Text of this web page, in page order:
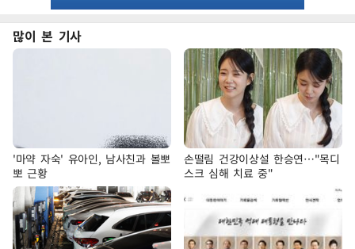
많이 본 기사
'마약 자숙' 유아인, 남사친과 볼뽀
뽀 근황
손떨림 건강이상설 한승연…"목디
스크 심해 치료 중"